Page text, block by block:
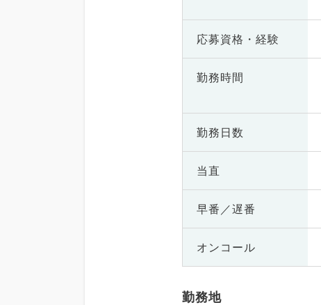
応募資格・ 経験
勤務時間
勤務日数
当直
早番／遅番
オンコール
勤務地